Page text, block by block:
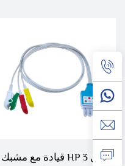
كابل HP 3 قيادة مع مشبك